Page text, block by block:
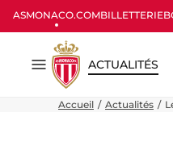
ASMONACO.COMBILLETTERIE
Menu
ACTUALITÉS
Accueil Actualités